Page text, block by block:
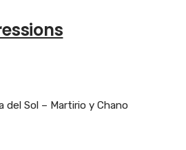
del Sol – Martirio y Chano